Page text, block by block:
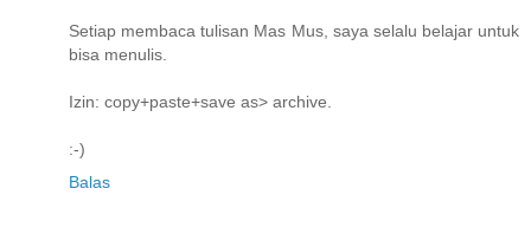
Setiap membaca tulisan Mas Mus, saya selalu belajar untuk
bisa menulis.
Izin: copy+paste+save as> archive.
:-)
Balas